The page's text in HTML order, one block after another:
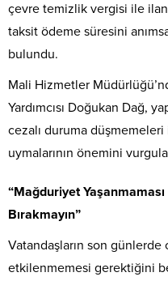
çevre temizlik vergisi ile
taksit ödeme süresini
bulundu.
Mali Hizmetler
Yardımcısı Doğukan Dağ,
cezalı duruma
uymalarının önemini
“Mağduriyet
Bırakmayın”
Vatandaşların son
etkilenmemesi gerektiğini